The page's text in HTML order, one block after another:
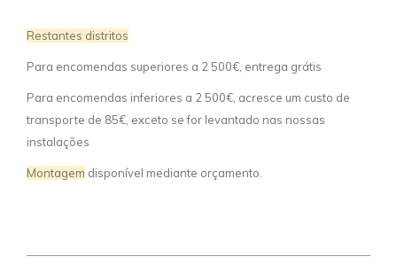
Restantes distritos
Para encomendas superiores a 2 500€, entrega grátis
Para encomendas inferiores a 2 500€, acresce um custo de
transporte de 85€, exceto se for levantado nas nossas
instalações
Montagem disponível mediante orçamento.